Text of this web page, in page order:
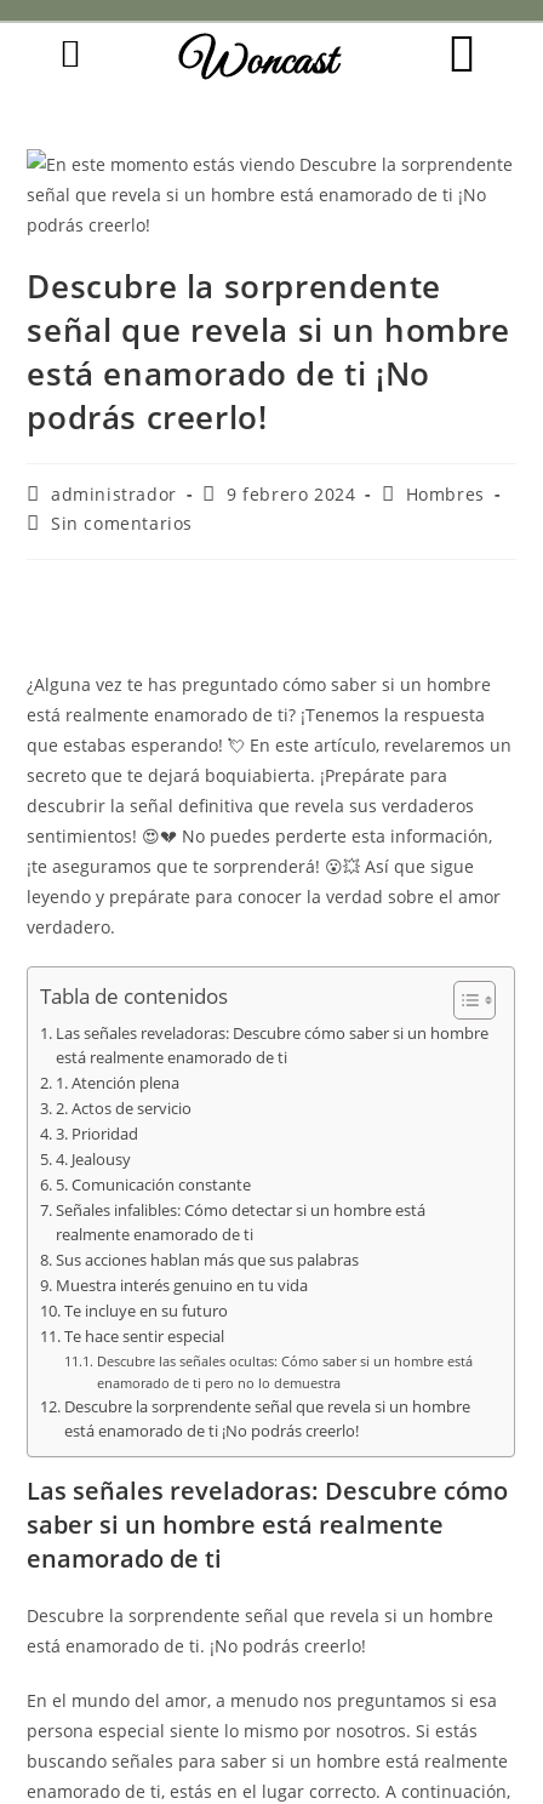
Woncast
Descubre la sorprendente
señal que revela si un hombre
está enamorado de ti ¡No
podrás creerlo!
administrador 9 febrero 2024
Hombres
Sin comentarios
¿Alguna vez te has preguntado cómo saber si un hombre
está realmente enamorado de ti? ¡Tenemos la respuesta
que estabas esperando! 💘 En este artículo, revelaremos un
secreto que te dejará boquiabierta. ¡Prepárate para
descubrir la señal definitiva que revela sus verdaderos
sentimientos! 😍💔 No puedes perderte esta información,
¡te aseguramos que te sorprenderá! 😮💥 Así que sigue
leyendo y prepárate para conocer la verdad sobre el amor
verdadero.
Tabla de contenidos
Las señales reveladoras: Descubre cómo saber si un hombre
está realmente enamorado de ti
1. Atención plena
2. Actos de servicio
3. Prioridad
4. Jealousy
5. Comunicación constante
Señales infalibles: Cómo detectar si un hombre está
realmente enamorado de ti
Sus acciones hablan más que sus palabras
Muestra interés genuino en tu vida
Te incluye en su futuro
Te hace sentir especial
Descubre las señales ocultas: Cómo saber si un hombre está
enamorado de ti pero no lo demuestra
Descubre la sorprendente señal que revela si un hombre
está enamorado de ti ¡No podrás creerlo!
Las señales reveladoras: Descubre cómo
saber si un hombre está realmente
enamorado de ti
Descubre la sorprendente señal que revela si un hombre
está enamorado de ti. ¡No podrás creerlo!
En el mundo del amor, a menudo nos preguntamos si esa
persona especial siente lo mismo por nosotros. Si estás
buscando señales para saber si un hombre está realmente
enamorado de ti, estás en el lugar correcto. A continuación,